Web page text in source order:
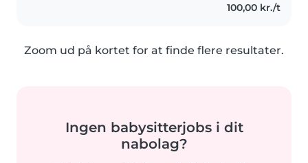
100,00 kr./t
Zoom ud på kortet for at finde flere resultater.
Ingen babysitterjobs i dit
nabolag?